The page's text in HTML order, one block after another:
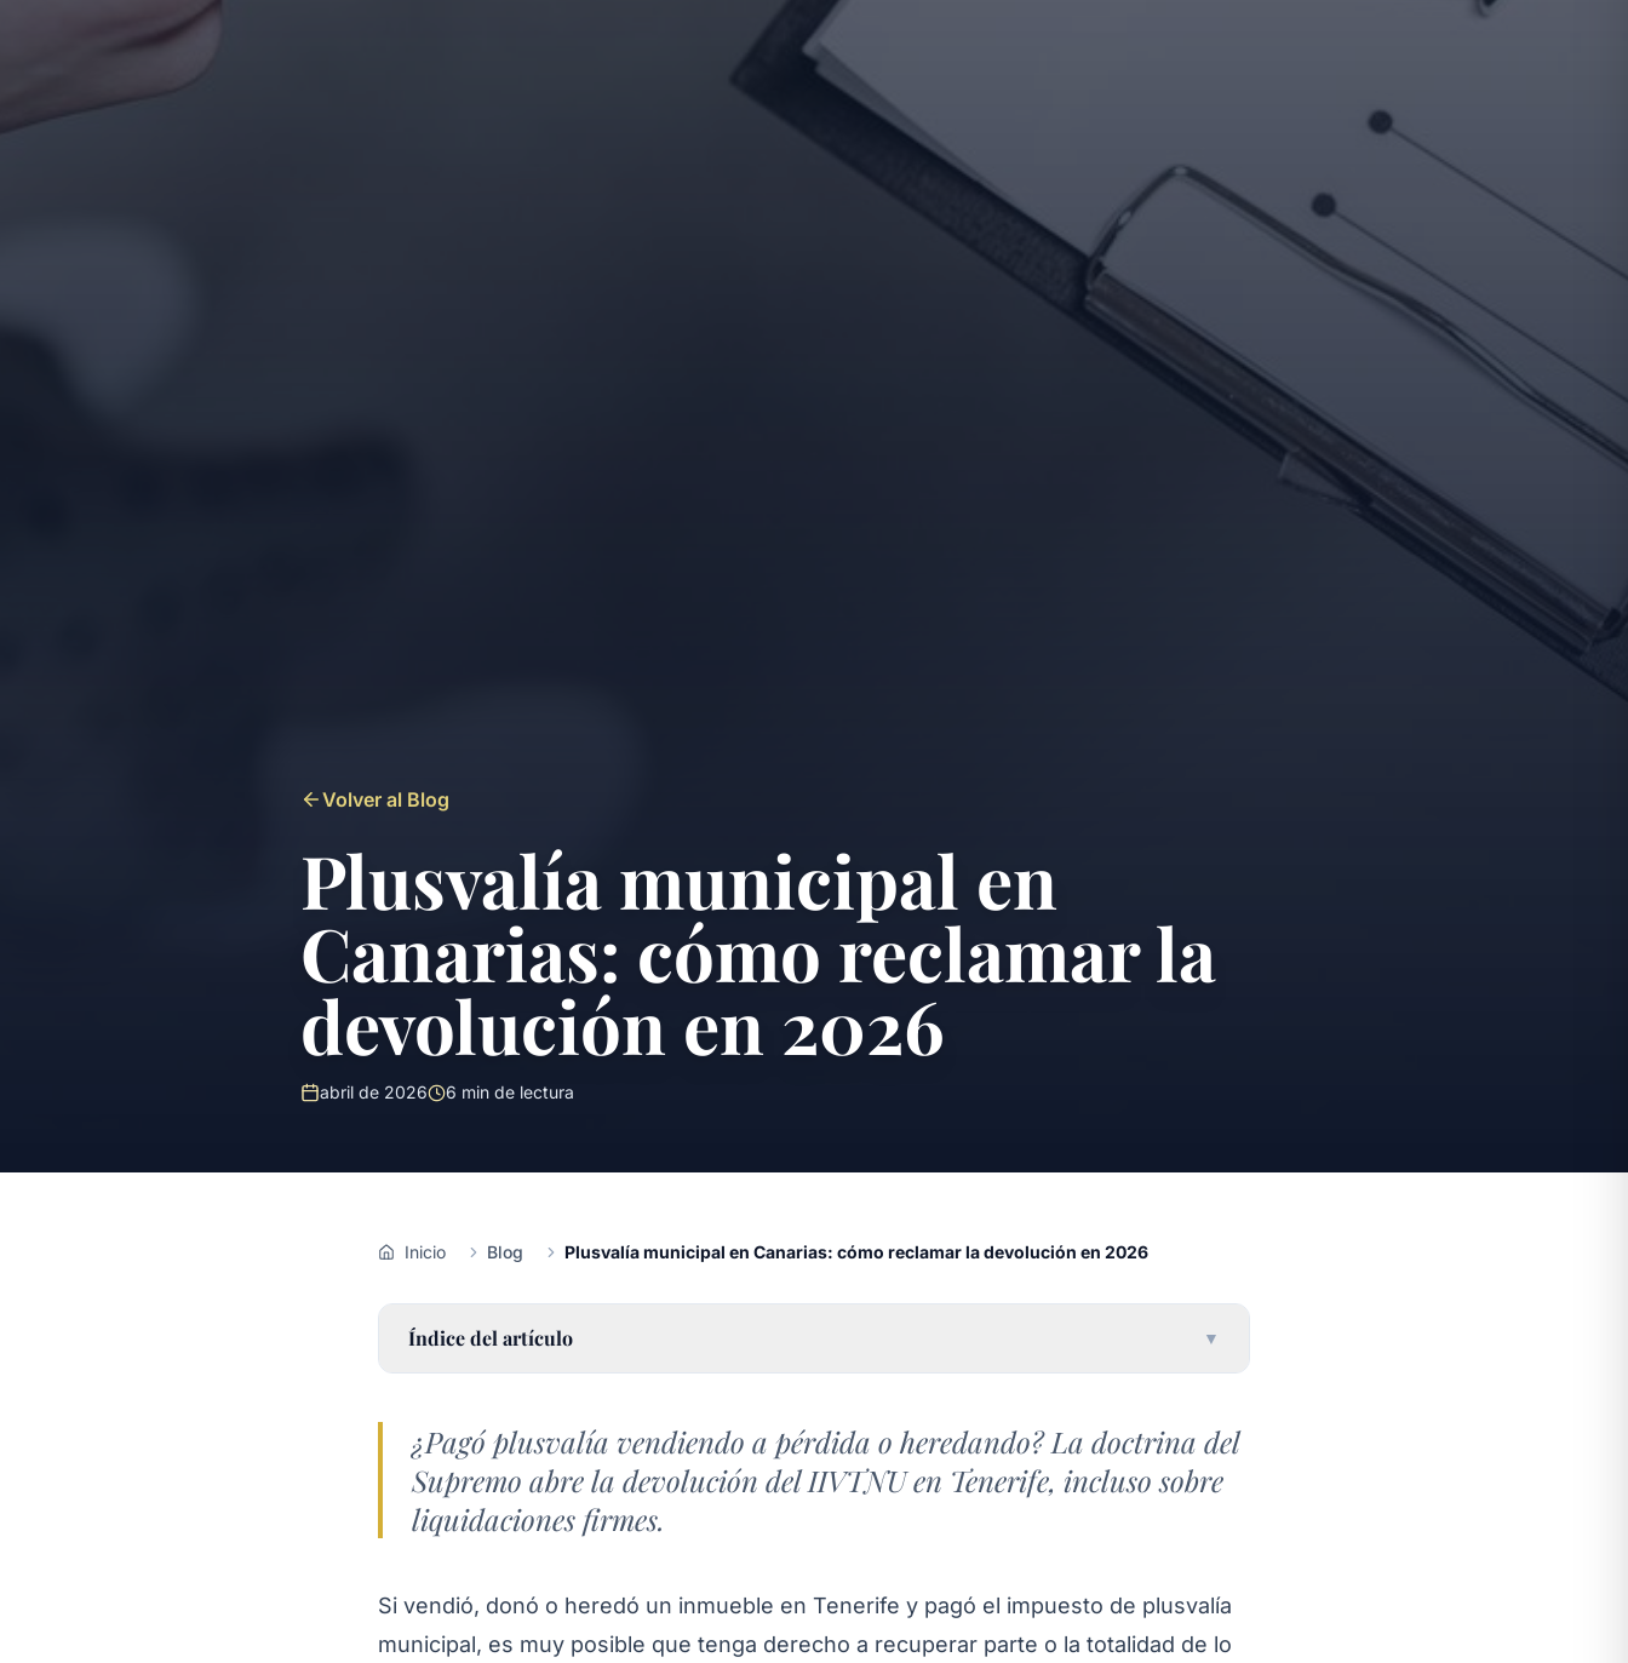
Volver al Blog
Plusvalía municipal en
Canarias: cómo reclamar la
devolución en 2026
abril de 2026 6 min de lectura
Inicio Blog Plusvalía municipal en Canarias: cómo reclamar la devolución en 2026
Índice del artículo ▼
¿Pagó plusvalía vendiendo a pérdida o heredando? La doctrina del
Supremo abre la devolución del IIVTNU en Tenerife, incluso sobre
liquidaciones firmes.
Si vendió, donó o heredó un inmueble en Tenerife y pagó el impuesto de plusvalía
municipal, es muy posible que tenga derecho a recuperar parte o la totalidad de lo